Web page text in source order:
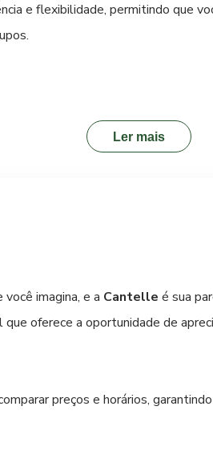
e flexibilidade, permitindo que
rotas dos ônibus nas rodoviárias
em locais mais afastados ou
Ler mais
imagina, e a Cantelle é sua
que oferece a oportunidade de
preços e horários,